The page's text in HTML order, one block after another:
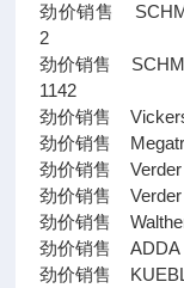
劲价销售
2
劲价销售
1142
劲价销售
劲价销售
劲价销售
劲价销售
劲价销售
劲价销售
劲价销售